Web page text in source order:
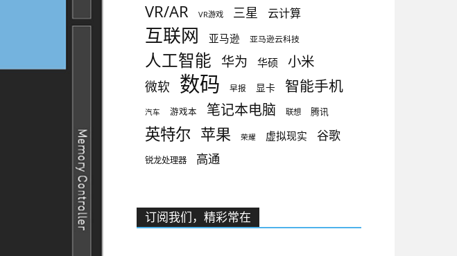
VR/AR VR游戏 三星 云计算
互联网 亚马逊 亚马逊云科技
人工智能 华为 华硕 小米
微软 数码 早报 显卡 智能手机
汽车 游戏本 笔记本电脑 联想 腾讯
英特尔 苹果 荣耀 虚拟现实 谷歌
锐龙处理器 高通
订阅我们，精彩常在